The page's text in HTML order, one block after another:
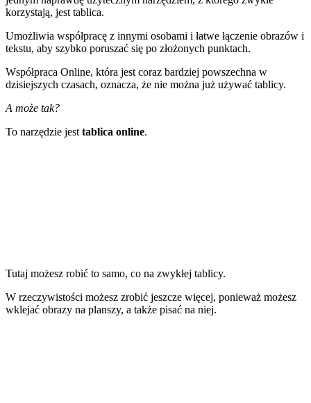
korzystają, jest tablica.
Umożliwia współpracę z innymi osobami i łatwe łączenie obrazów i
tekstu, aby szybko poruszać się po złożonych punktach.
Współpraca Online, która jest coraz bardziej powszechna w
dzisiejszych czasach, oznacza, że nie można już używać tablicy.
A może tak?
To narzędzie jesttablica online.
Tutaj możesz robić to samo, co na zwykłej tablicy.
W rzeczywistości możesz zrobić jeszcze więcej, ponieważ możesz
wklejać obrazy na planszy, a także pisać na niej.